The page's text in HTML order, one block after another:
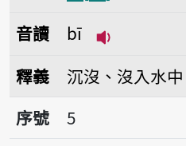
音讀
bī
釋義 沉沒、沒入水中
序號5面
序號
5